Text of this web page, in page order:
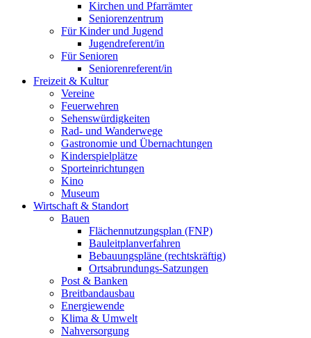
Kirchen und Pfarrämter
Seniorenzentrum
Für Kinder und Jugend
Jugendreferent/in
Für Senioren
Seniorenreferent/in
Freizeit & Kultur
Vereine
Feuerwehren
Sehenswürdigkeiten
Rad- und Wanderwege
Gastronomie und Übernachtungen
Kinderspielplätze
Sporteinrichtungen
Kino
Museum
Wirtschaft & Standort
Bauen
Flächennutzungsplan (FNP)
Bauleitplanverfahren
Bebauungspläne (rechtskräftig)
Ortsabrundungs-Satzungen
Post & Banken
Breitbandausbau
Energiewende
Klima & Umwelt
Nahversorgung